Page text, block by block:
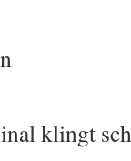
klingt